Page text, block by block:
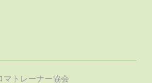
マトレーナー協会